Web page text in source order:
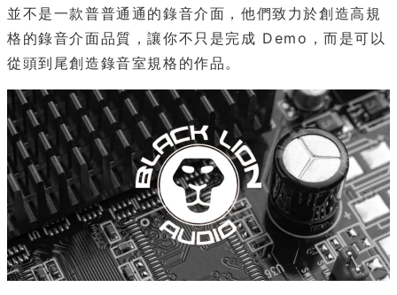
並不是一款普普通通的錄音介面，他們致力於創造高規
格的錄音介面品質，讓你不只是完成 Demo，而是可以
從頭到尾創造錄音室規格的作品。